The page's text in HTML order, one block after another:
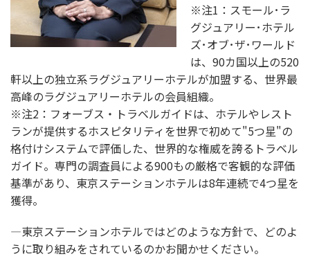
※注1：スモール･ラ
グジュアリー･ホテル
ズ･オブ･ザ･ワールド
は、90カ国以上の520
軒以上の独立系ラグジュアリーホテルが加盟する、世界最
高峰のラグジュアリーホテルの会員組織。
※注2：フォーブス・トラベルガイドは、ホテルやレスト
ランが提供するホスピタリティを世界で初めて"5つ星"の
格付けシステムで評価した、世界的な権威を誇るトラベル
ガイド。専門の調査員による900もの厳格で客観的な評価
基準があり、東京ステーションホテルは8年連続で4つ星を
獲得。
―東京ステーションホテルではどのような方針で、どのよ
うに取り組みをされているのかお聞かせください。